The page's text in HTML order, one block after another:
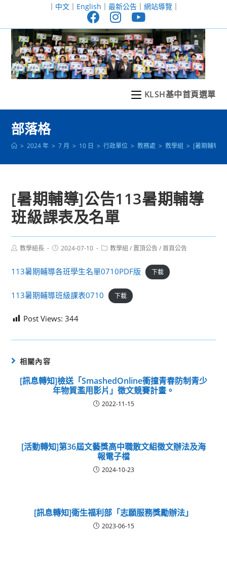
至
｜ 中文｜ English ｜ 最新公告｜ 網站導覽｜
KLSH基中首頁選單
部落格
> 2024 年 > 7 月 > 10 日 > 行政單位 > 教務處 > 教學組 > [暑期輔導]
[暑期輔導]公告113暑期輔導
班級課表及名單
Post教學組長
Post2024-07-10
Post教學組 / 置頂公告 / 首頁公告
113暑期輔導各班學生名單0710PDF版 下載
113暑期輔導班級課表0710 下載
Post Views: 344
相關內容
[訊息轉知]檢送「SmashedOnline衝撞青春防制青少
年物質濫用影片」徵文競賽計畫。
2022-11-15
[活動轉知]第36屆文藝獎高中職散文組徵文辦法及海
報電子檔
2024-10-23
[訊息轉知]衛生福利部「志願服務獎勵辦法」
2023-06-15